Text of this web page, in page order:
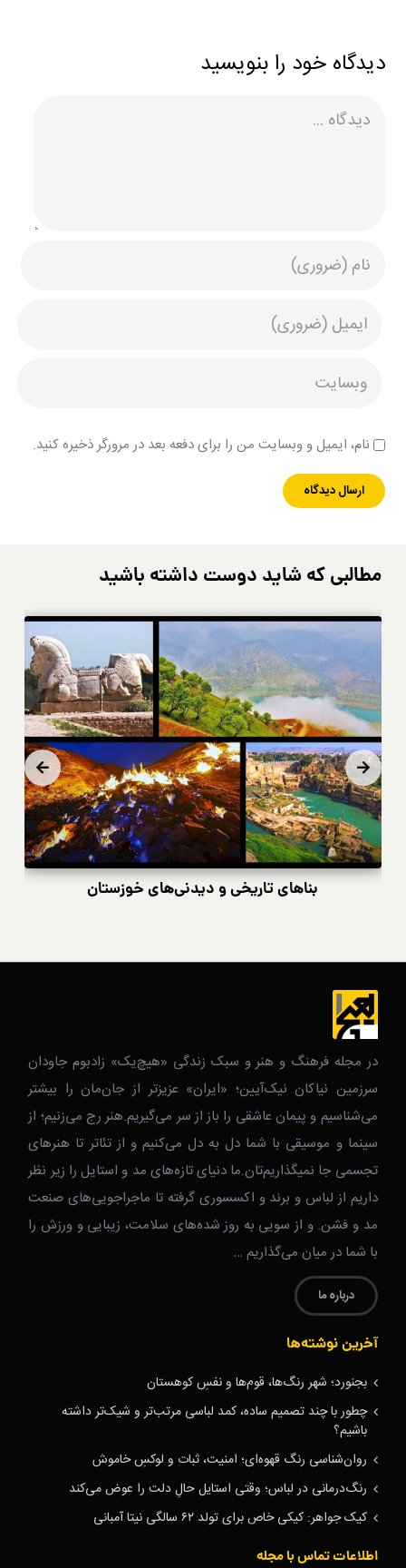
دیدگاه خود را بنویسید
نام، ایمیل و وبسایت من را برای دفعه بعد در مرورگر ذخیره کنید.
مطالبی که شاید دوست داشته باشید
بناهای تاریخی و دیدنی‌های خوزستان
در مجله فرهنگ و هنر و سبک زندگی‌ «هیچ‌یک» زادبوم جاودان
سرزمین نیاکان نیک‌‌‌آیین؛ «ایران» عزیزتر از جان‌مان را بیشتر
می‌شناسیم و پیمان عاشقی را باز از سر می‌گیریم.هنر رج می‌زنیم؛ از
سینما و موسیقی با شما دل به دل می‌کنیم و از تئاتر تا هنرهای
تجسمی جا نمیگذاریم‌تان.ما دنیای تازه‌های مد و استایل را زیر نظر
داریم از لباس و برند و اکسسوری گرفته تا ماجراجویی‌های صنعت
مد و فشن. و از سویی به روز شده‌های سلامت، زیبایی و ورزش را
با شما در میان می‌گذاریم …
درباره ما
آخرین نوشته‌ها
بجنورد؛ شهر رنگ‌ها، قوم‌ها و نفسِ کوهستان
چطور با چند تصمیم ساده، کمد لباسی مرتب‌تر و شیک‌تر داشته
باشیم؟
روان‌شناسی رنگ قهوه‌ای؛ امنیت، ثبات و لوکسِ خاموش
رنگ‌درمانی در لباس؛ وقتی استایل حالِ دلت را عوض می‌کند
کیک جواهر: کیکی خاص برای تولد ۶۲ سالگی نیتا آمبانی
اطلاعات تماس با مجله